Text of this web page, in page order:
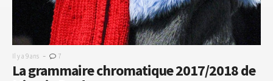
Il y a 9 ans - 7
La grammaire chromatique 2017/2018 de